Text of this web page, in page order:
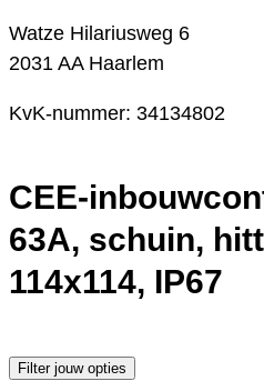
Watze Hilariusweg 6
2031 AA Haarlem
KvK-nummer: 34134802
CEE-
63A, schuin,
114x114, IP67
Filter jouw opties